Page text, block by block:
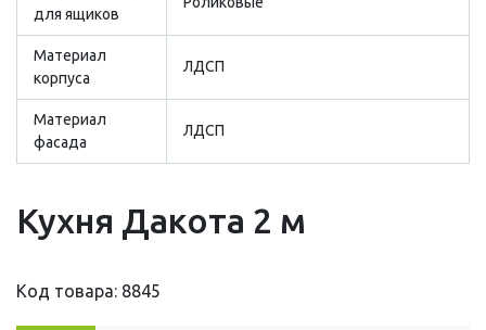
для ящиков
Материал
корпуса
ЛДСП
Материал
фасада
ЛДСП
Кухня Дакота 2 м
Код товара: 8845